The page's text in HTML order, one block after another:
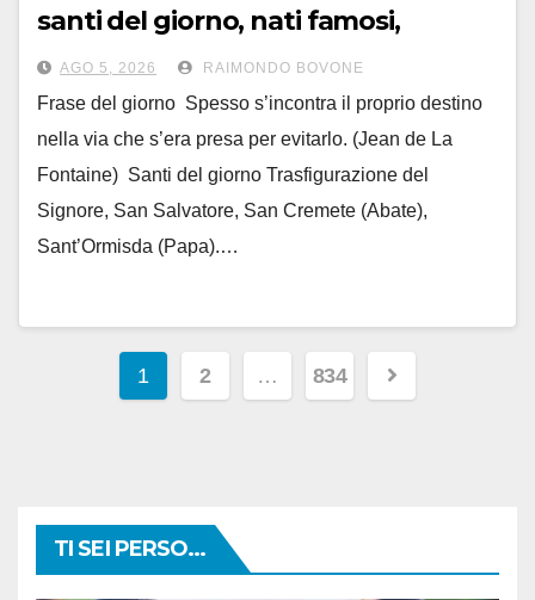
santi del giorno, nati famosi,
accadde oggi
AGO 5, 2026 RAIMONDO BOVONE
Frase del giorno Spesso s’incontra il proprio destino
nella via che s’era presa per evitarlo. (Jean de La
Fontaine) Santi del giorno Trasfigurazione del
Signore, San Salvatore, San Cremete (Abate),
Sant’Ormisda (Papa).…
Paginazione
1 2 … 834
TI SEI PERSO...